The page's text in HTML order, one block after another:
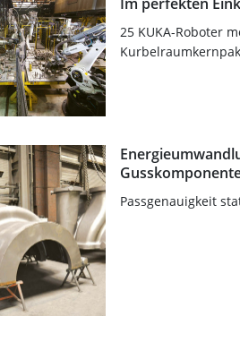
25 KUKA-Roboter
Passgenauigkeit